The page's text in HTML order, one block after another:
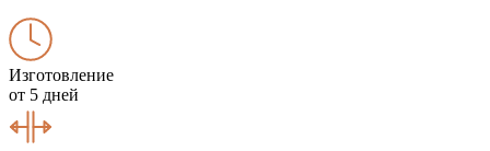
Изготовление
от 5 дней